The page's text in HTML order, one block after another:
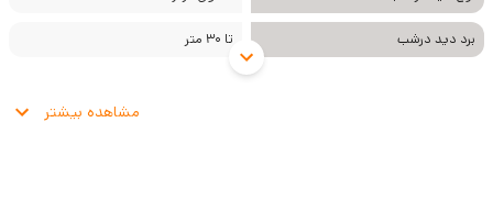
برد دید درشب تا 30 متر
مشاهده بیشتر